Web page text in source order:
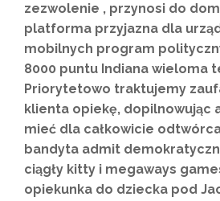
zezwolenie , przynosi do
platforma przyjazna dla
mobilnych program
8000 puntu Indiana wieloma
Priorytetowo traktujemy
klienta opiekę, dopilnowując
mieć dla całkowicie
bandyta admit
ciągły kitty i megaways
opiekunka do dziecka pod